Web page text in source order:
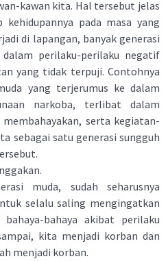
kawan kita. Hal tersebut jelas
kehidupannya pada masa yang
di lapangan, banyak generasi
perilaku-perilaku negatif
yang tidak terpuji. Contohnya
yang terjerumus ke dalam
narkoba, terlibat dalam
serta kegiatan-
sebagai satu generasi sungguh
muda, sudah seharusnya
selalu saling mengingatkan
bahaya akibat perilaku
kita menjadi korban dan
menjadi korban.